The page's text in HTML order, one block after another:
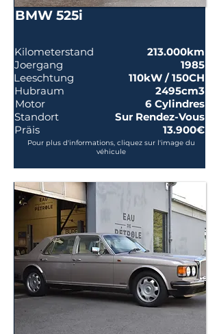
BMW 525i
Kilometerstand
213.000km
Joergang
1985
Leeschtung
110kW / 150CH
Hubraum
2495cm3
Motor
6 Cylindres
Standort
Sur Rendez-Vous
Präis
13.900€
Pour plus d'informations, cliquez sur l'image du
véhicule